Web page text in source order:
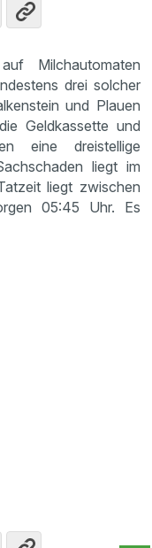
Milchautomaten
drei solcher
und Plauen
Geldkassette und
eine dreistellige
liegt im
liegt zwischen
05:45 Uhr. Es